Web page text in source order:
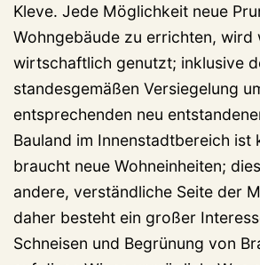
Kleve. Jede Möglichkeit neue
Wohngebäude zu errichten, wird
wirtschaftlich genutzt; inklusive
standesgemäßen Versiegelung
entsprechenden neu
Bauland im Innenstadtbereich ist
braucht neue Wohneinheiten;
andere, verständliche Seite der
daher besteht ein großer
Schneisen und Begrünung von